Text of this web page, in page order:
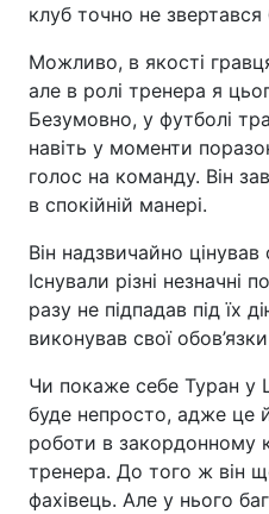
клуб точно не
Можливо, в якості
але в ролі тренера я
Безумовно, у футболі
навіть у моменти
голос на команду. Він
в спокійній манері.
Він надзвичайно цінував
Існували різні незначні
разу не підпадав під їх
виконував свої
Чи покаже себе Туран у
буде непросто, адже це
роботи в закордонному
тренера. До того ж він
фахівець. Але у нього